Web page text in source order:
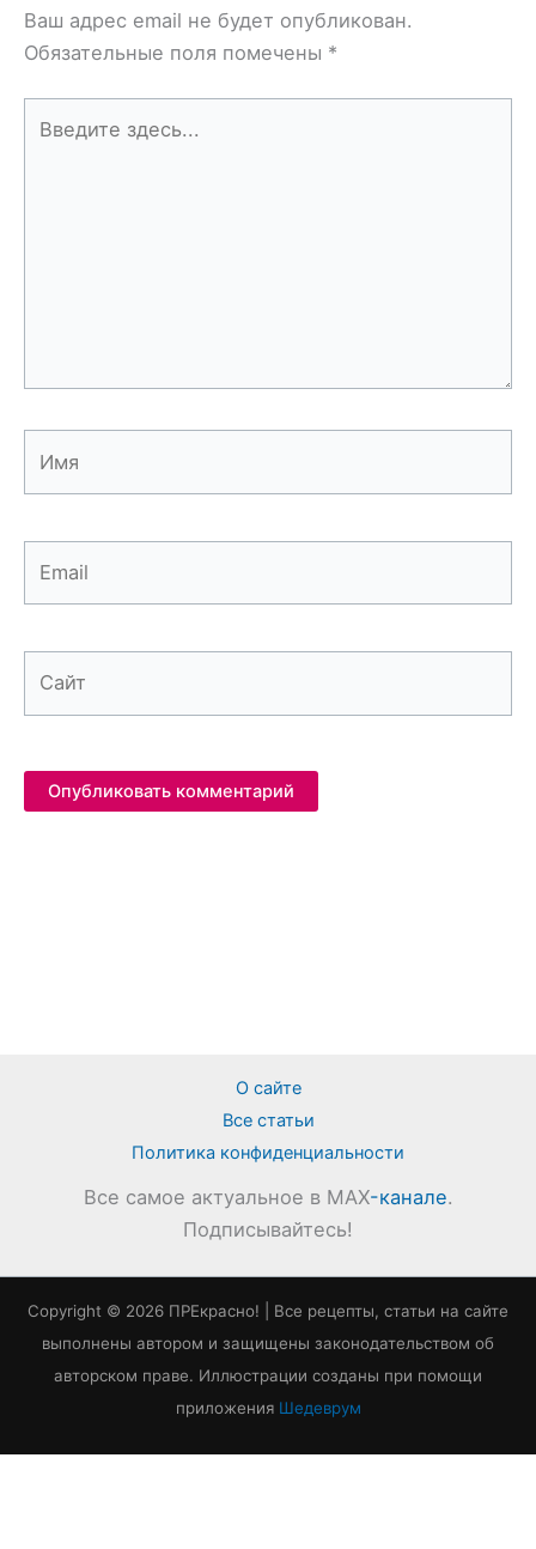
Ваш адрес email не будет опубликован.
Обязательные поля помечены *
здесь...
О сайте
Все статьи
Политика конфиденциальности
Все самое актуальное в MAX-канале.
Подписывайтесь!
Copyright © 2026 ПРЕкрасно! | Все рецепты, статьи на сайте
выполнены автором и защищены законодательством об
авторском праве. Иллюстрации созданы при помощи
приложения Шедеврум